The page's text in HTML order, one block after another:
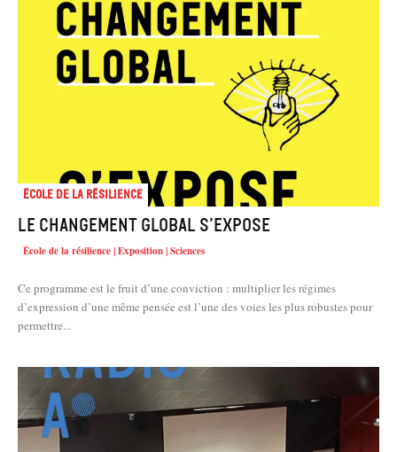
École de la résilience
Le changement global s’expose
École de la résilience | Exposition | Sciences
Ce programme est le fruit d’une conviction : multiplier les régimes
d’expression d’une même pensée est l’une des voies les plus robustes pour
permettre...